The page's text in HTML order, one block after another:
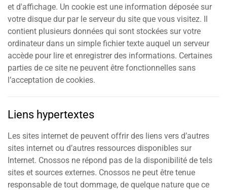
et d'affichage. Un cookie est une information déposée sur
votre disque dur par le serveur du site que vous visitez. Il
contient plusieurs données qui sont stockées sur votre
ordinateur dans un simple fichier texte auquel un serveur
accède pour lire et enregistrer des informations. Certaines
parties de ce site ne peuvent être fonctionnelles sans
l’acceptation de cookies.
Liens hypertextes
Les sites internet de peuvent offrir des liens vers d’autres
sites internet ou d’autres ressources disponibles sur
Internet. Cnossos ne répond pas de la disponibilité de tels
sites et sources externes. Cnossos ne peut être tenue
responsable de tout dommage, de quelque nature que ce